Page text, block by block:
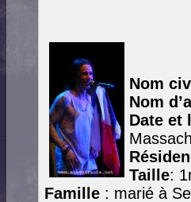
Nom
Nom
Date et
Taille:
Famille : marié à